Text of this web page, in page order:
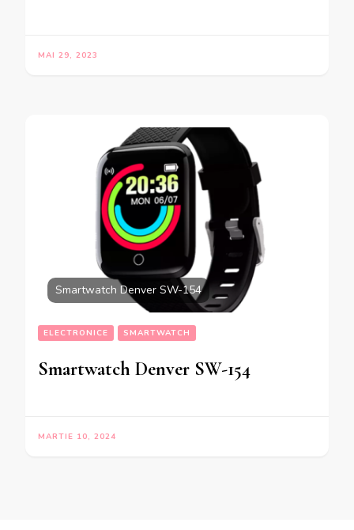
MAI 29, 2023
Smartwatch Denver SW-154
ELECTRONICE SMARTWATCH
Smartwatch Denver SW-154
MARTIE 10, 2024